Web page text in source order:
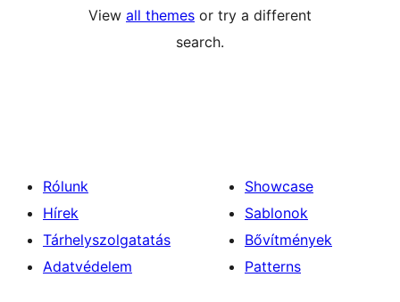
View all themes or try a different
search.
Rólunk
Hírek
Tárhelyszolgatatás
Adatvédelem
Showcase
Sablonok
Bővítmények
Patterns